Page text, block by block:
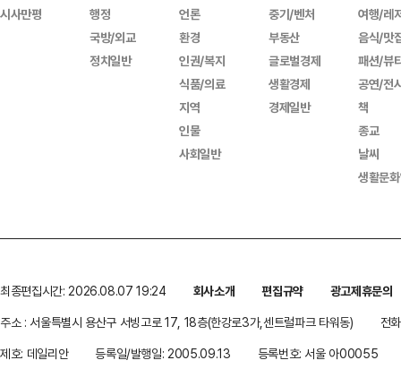
시사만평
행정
국방/외교
정치일반
언론
환경
인권/복지
식품/의료
지역
인물
사회일반
중기/벤처
부동산
글로벌경제
생활경제
경제일반
여행/레
음식/맛
패션/뷰
공연/전
책
종교
날씨
생활문
최종편집시간: 2026.08.07 19:24 회사소개 편집규약
광고제휴문의
주소 : 서울특별시 용산구 서빙고로 17, 18층(한강로3가,센트럴파크 타워동)
전
제호: 데일리안
등록일/발행일: 2005.09.13 등록번호: 서울 아00055